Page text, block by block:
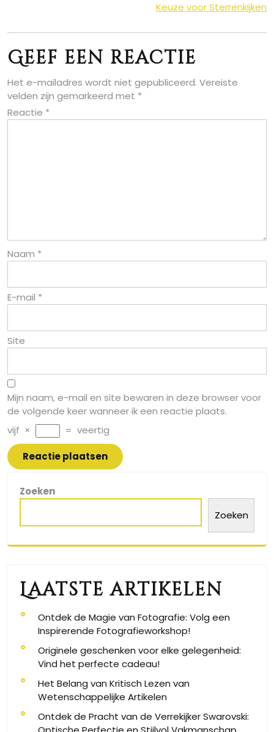
Keuze voor Sterrenkijken
Geef een reactie
Het e-mailadres wordt niet gepubliceerd. Vereiste
velden zijn gemarkeerd met *
Reactie *
Naam *
E-mail *
Site
Mijn naam, e-mail en site bewaren in deze browser voor
de volgende keer wanneer ik een reactie plaats.
vijf × = veertig
Zoeken
Zoeken
Laatste artikelen
Ontdek de Magie van Fotografie: Volg een
Inspirerende Fotografieworkshop!
Originele geschenken voor elke gelegenheid:
Vind het perfecte cadeau!
Het Belang van Kritisch Lezen van
Wetenschappelijke Artikelen
Ontdek de Pracht van de Verrekijker Swarovski: